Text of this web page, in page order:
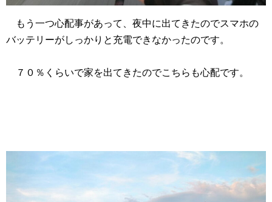
もう一つ心配事があって、夜中に出てきたのでスマホの
バッテリーがしっかりと充電できなかったのです。
７０％くらいで家を出てきたのでこちらも心配です。